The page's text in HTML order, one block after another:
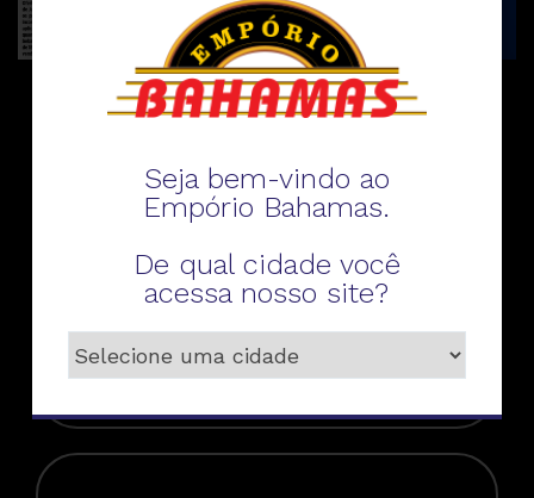
Telefone
Seja bem-vindo ao
Empório Bahamas.
De qual cidade você
acessa nosso site?